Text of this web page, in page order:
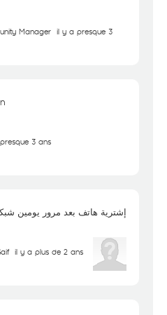
Manager il y a presque 3
3 ans
إشترية هاتف بعد مرور يومين
il y a plus de 2 ans